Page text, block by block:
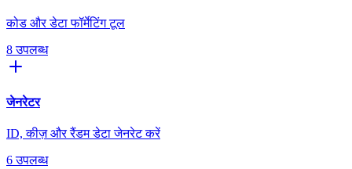
कोड और डेटा फॉर्मेटिंग टूल
8 उपलब्ध
जेनरेटर
ID, कीज़ और रैंडम डेटा जेनरेट करें
6 उपलब्ध